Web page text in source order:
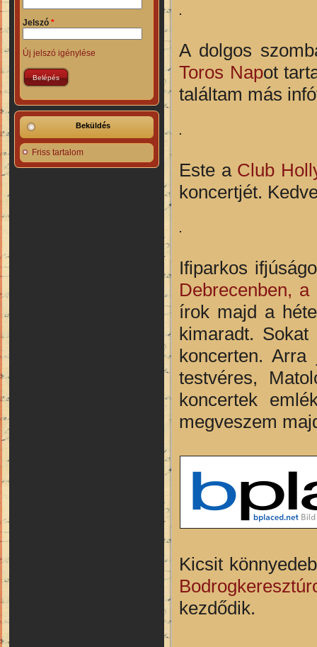
Jelszó *
Új jelszó igénylése
Beküldés
Friss tartalom
A dolgos
Toros Napot
találtam más
Este a Club
koncertjét.
Ifiparkos
Debrecenben,
írok majd a
kimaradt.
koncerten.
testvéres,
koncertek
megveszem
Kicsit
kezdődik.